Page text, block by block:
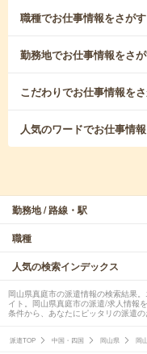
職種でお仕事情報をさがす
勤務地でお仕事情報をさ
こだわりでお仕事情報を
人気のワードでお仕事情
勤務地 / 路線・駅
職種
人気の検索インデックス
岡山県真庭市の派遣情報の検索結果
イト。岡山県真庭市の派遣/求人情報
条件から、あなたにピッタリの派遣の
派遣TOP 中国・四国 岡山県 岡